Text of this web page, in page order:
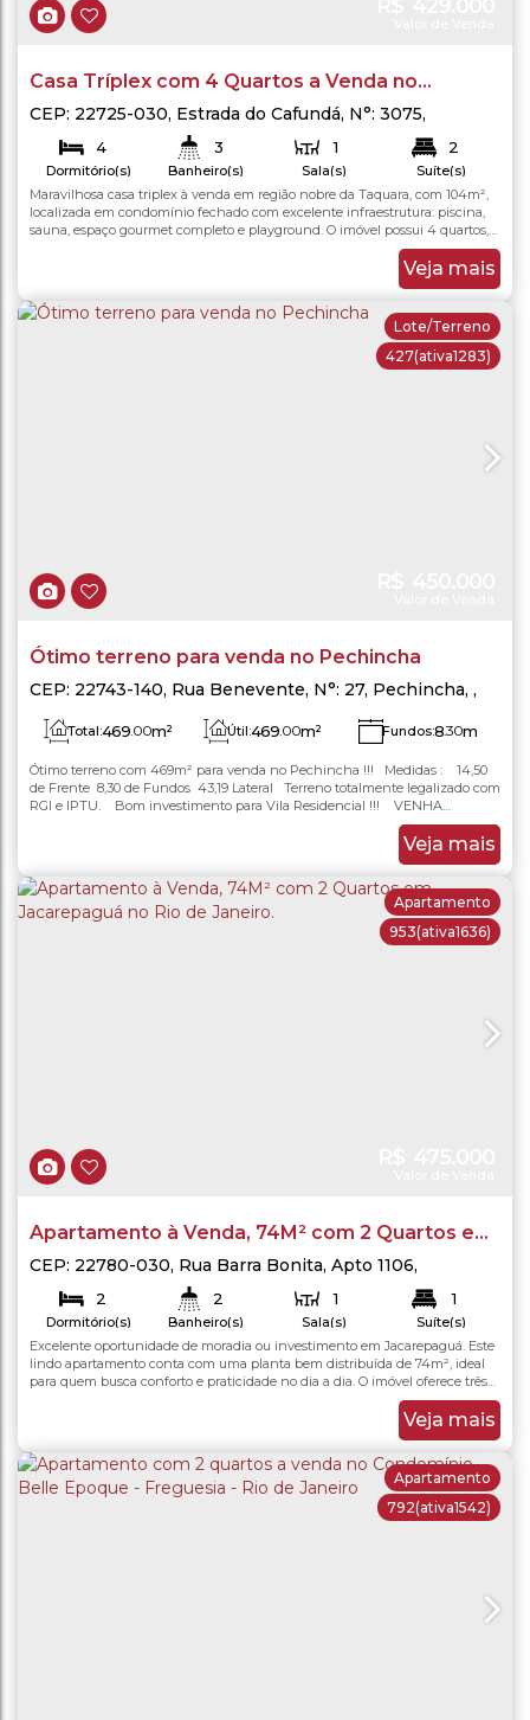
Casa Tríplex com 4 Quartos a Venda no
Residencial Jardins da Taquara - Rio de Janeiro
CEP: 22725-030, Estrada do Cafundá, N°: 3075,
Rio de Janeiro
4
Dormitório(s)
3
Banheiro(s)
1
Sala(s)
2
Suíte(s)
Total:104.00m²
2
Vaga(s)
Útil:104.00m²
Maravilhosa casa triplex à venda em região nobre da Taquara, com 104m²,
localizada em condomínio fechado com excelente infraestrutura: piscina,
sauna, espaço gourmet completo e playground. O imóvel possui 4 quartos,
sendo 2 suítes amplas com armários planejados. No 1º pavimento, ampla
sala para dois ambientes com piso quente, ar-condicionado split, armário e
Veja mais
427(ativa1283)
Lote/Terreno
Ótimo terreno para venda no Pechincha
CEP: 22743-140, Rua Benevente, N°: 27, Pechincha ,
Total:469.00m² Útil:469.00m² Fundos:8.30m
Frente: 14.50 m Lado Direito:43.19m Lado Esquerdo:
43.19m
Ótimo terreno com 469m² para venda no Pechincha !!! Medidas : 14,50
de Frente 8,30 de Fundos 43,19 Lateral Terreno totalmente legalizado com
RGI e IPTU. Bom investimento para Vila Residencial !!! VENHA
Veja mais
953(ativa1636)
Apartamento
Apartamento à Venda, 74M² com 2 Quartos em
Jacarepaguá no Rio de Janeiro.
CEP: 22780-030, Rua Barra Bonita, Apto 1106,
Rio de Janeiro
2
Dormitório(s)
2
Banheiro(s)
1
Sala(s)
1
Suíte(s)
Total:74.00m²
1
Vaga(s)
Útil:74.00m²
Excelente oportunidade de moradia ou investimento em Jacarepaguá. Este
lindo apartamento conta com uma planta bem distribuída de 74m², ideal
para quem busca conforto e praticidade no dia a dia. O imóvel oferece três
quartos arejados, perfeitos para acomodar toda a família ou transformar um
dos cômodos em um funcional escritório para home office. A sala de estar é
Veja mais
792(ativa1542)
Apartamento